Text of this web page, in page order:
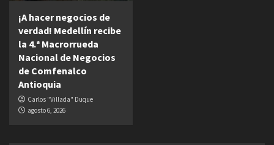
¡A hacer negocios de
verdad! Medellín recibe
la 4.ª Macrorrueda
Nacional de Negocios
de Comfenalco
Antioquia
Carlos "Villada" Duque
agosto 6, 2026